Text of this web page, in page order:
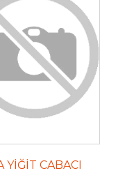
YİĞİT CABACI